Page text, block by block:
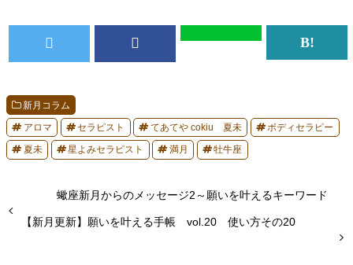
新月コラム
アロマ セラピスト てあてや cokiu 夏未 ボディセラピー
夏未 星よみセラピスト 満月 牡牛座
蠍座新月からのメッセージ2～願いを叶えるキーワード
【新月更新】願いを叶える手帳 vol.20 使い方その20